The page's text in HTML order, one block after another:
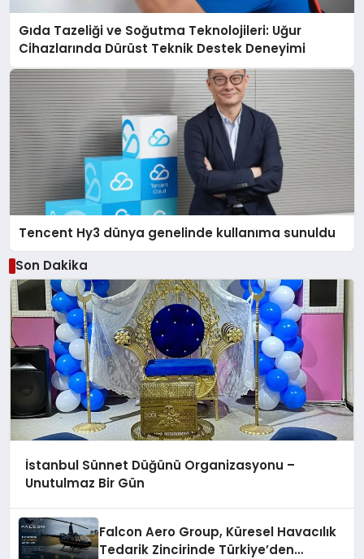
Gıda Tazeliği ve Soğutma Teknolojileri: Uğur
Cihazlarında Dürüst Teknik Destek Deneyimi
Tencent Hy3 dünya genelinde kullanıma sunuldu
Son Dakika
İstanbul Sünnet Düğünü Organizasyonu –
Unutulmaz Bir Gün
Falcon Aero Group, Küresel Havacılık
Tedarik Zincirinde Türkiye’den